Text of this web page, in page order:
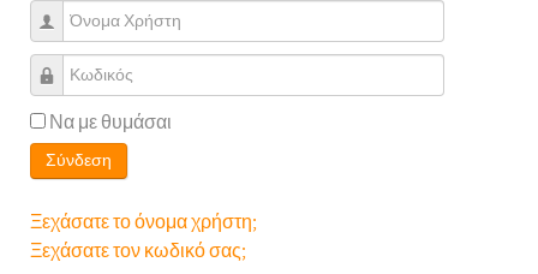
Όνομα Χρήστη
Κωδικός
Να με θυμάσαι
Σύνδεση
Ξεχάσατε το όνομα χρήστη;
Ξεχάσατε τον κωδικό σας;